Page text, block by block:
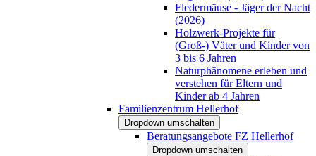
Fledermäuse - Jäger der Nacht
(2026)
Holzwerk-Projekte für
(Groß-) Väter und Kinder von
3 bis 6 Jahren
Naturphänomene erleben und
verstehen für Eltern und
Kinder ab 4 Jahren
Familienzentrum Hellerhof
Dropdown umschalten
Beratungsangebote FZ Hellerhof
Dropdown umschalten